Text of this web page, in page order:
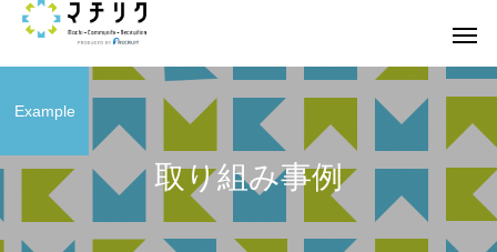
取り組み事例
Example